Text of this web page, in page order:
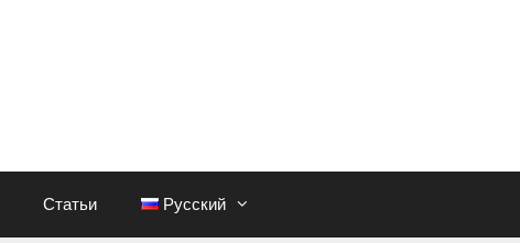
Статьи Русский